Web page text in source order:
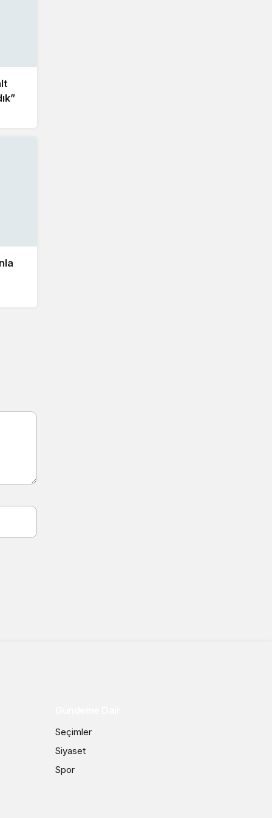
Seçimler
Siyaset
Spor